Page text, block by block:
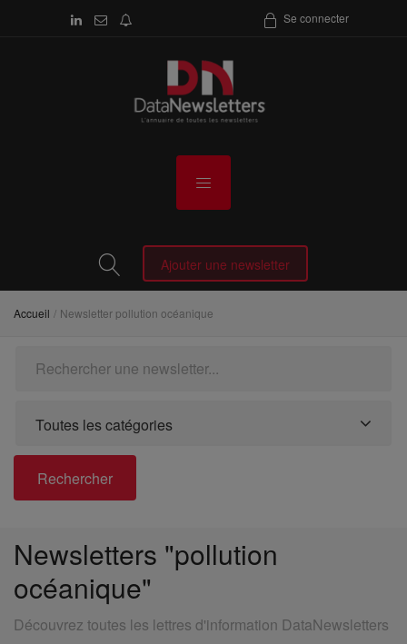
Se connecter
Ajouter une newsletter
Accueil Newsletter pollution océanique
Toutes les catégories
Rechercher
Newsletters "pollution
océanique"
Découvrez toutes les lettres d'information DataNewsletters